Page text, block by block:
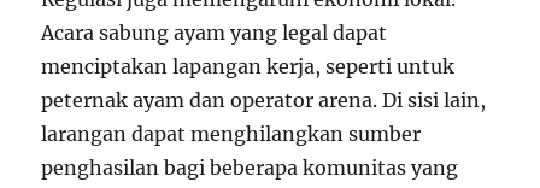
Acara sabung ayam yang legal dapat
menciptakan lapangan kerja, seperti untuk
peternak ayam dan operator arena. Di sisi lain,
larangan dapat menghilangkan sumber
penghasilan bagi beberapa komunitas yang